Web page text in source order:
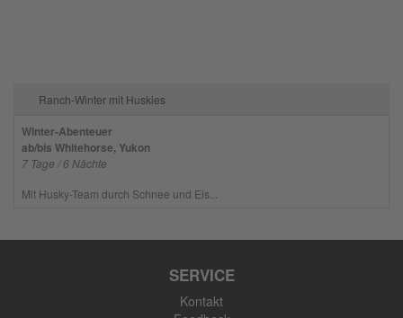
Ranch-Winter mit Huskies
Winter-Abenteuer
ab/bis Whitehorse, Yukon
7 Tage / 6 Nächte
Mit Husky-Team durch Schnee und Eis...
SERVICE
Kontakt